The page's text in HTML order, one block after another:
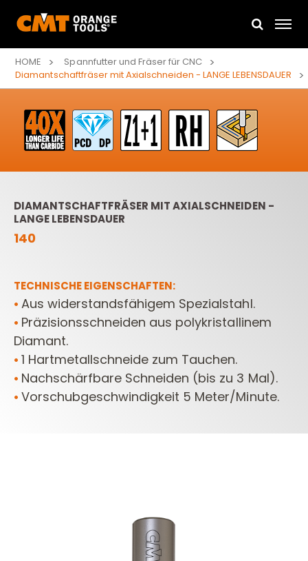
HOME
Spannfutter und Fräser für CNC
Diamantschaftfräser mit Axialschneiden - LANGE LEBENSDAUER
DIAMANTSCHAFTFRÄSER MIT AXIALSCHNEIDEN -
LANGE LEBENSDAUER
140
TECHNISCHE EIGENSCHAFTEN:
•Aus widerstandsfähigem Spezialstahl.
• Präzisionsschneiden aus polykristallinem
Diamant.
•1 Hartmetallschneide zum Tauchen.
• Nachschärfbare Schneiden (bis zu 3 Mal).
•Vorschubgeschwindigkeit 5 Meter/Minute.